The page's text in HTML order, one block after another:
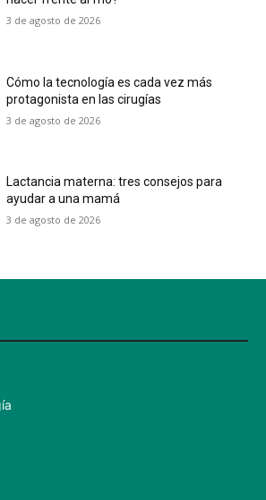
3 de agosto de 2026
Cómo la tecnología es cada vez más
protagonista en las cirugías
3 de agosto de 2026
Lactancia materna: tres consejos para
ayudar a una mamá
3 de agosto de 2026